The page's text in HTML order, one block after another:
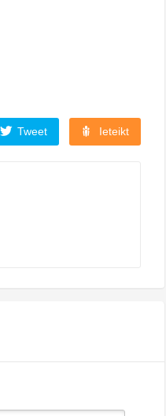
Tweet Ieteikt